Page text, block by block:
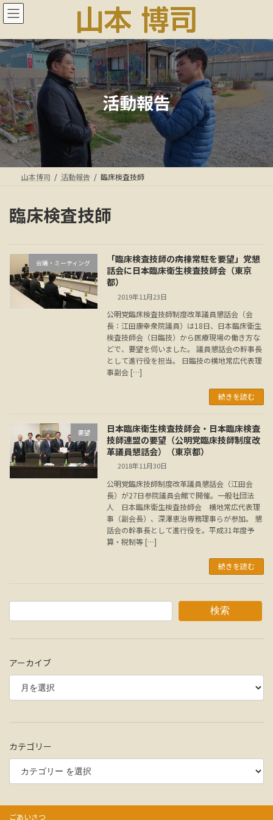
コ
ン
ン
ツ
へ
ス
キ
ッ
プ
ナ
ビ
ー
シ
ョ
ン
に
移
動
活動報告
山本博司 活動報告 臨床検査技師
臨床検査技師
会議・ミーティング
「臨床検査技師の病棟常駐を要望」党懇
話会に日本臨床衛生検査技師会（東京
都）
2019年11月23日
公明党臨床検査技師制度改革議員懇話会（会
長：江田康幸衆院議員）は18日、日本臨床衛生
検査技師会（日臨技）から医療現場の働き方な
どで、要望を伺いました。 議員懇話会の幹事長
として進行役を担当。 日臨技の横地常広代表理
事副会 […]
続きを読む
要望
日本臨床衛生検査技師会・日本臨床検査
技師連盟の要望（公明党臨床技師制度改
革議員懇話会）（東京都）
2018年11月30日
公明党臨床技師制度改革議員懇話会（江田会
長）が27日参院議員会館で開催。一般社団法
人 日本臨床衛生検査技師会 横地常広代表理
事（副会長）、深澤恵治専務理事らが参加。 懇
話会の幹事長として進行役を。平成31年度予
算・税制等 […]
続きを読む
検索
アーカイブ
カテゴリー
ごあいさつ